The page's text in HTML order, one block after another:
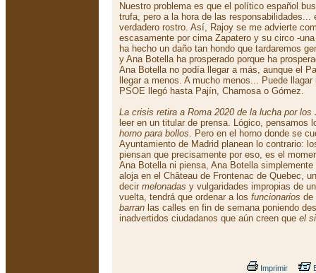
Nuestro problema es que el político español
trufa, pero a la hora de las responsabilidades...
verdadero rostro. Así, Rajoy se me advierte
escasamente por cima Zapatero y su circo -
ha hecho un daño tan hondo que tardaremos
y Ana Botella ha prosperado porque ha
Ana Botella no podía llegar a más, aunque el
llegar a menos. A mucho menos... Puede
PSOE llegó hasta Pajín, Chamosa o Gómez.
La crisis retira a Roma 2020 de la lucha por
leer en un titular de prensa. Lógico, pensamos
horno para bollos. Pero en el horno donde se
Ayuntamiento de Madrid planean lo contrario:
piensan que precisamente por eso, es el
Ana Botella ni piensa, Ana Botella
aloja en el Château de Frontenac de Quebec,
decir melonadas y vulgaridades impropias de
vuelta, tendrá que ordenar a los funcionarios de
barran las calles en fin de semana poniendo
inadvertidos ciudadanos que aún creen que el
Imprimir